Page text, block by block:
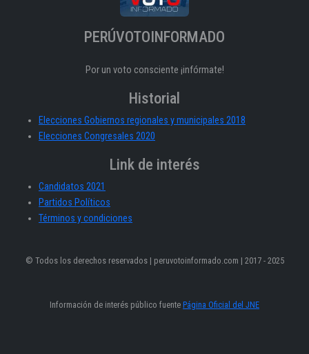
PERÚVOTOINFORMADO
Por un voto consciente ¡infórmate!
Historial
Elecciones Gobiernos regionales y municipales 2018
Elecciones Congresales 2020
Link de interés
Candidatos 2021
Partidos Políticos
Términos y condiciones
© Todos los derechos reservados | peruvotoinformado.com | 2017 - 2025
Información de interés público fuente Página Oficial del JNE